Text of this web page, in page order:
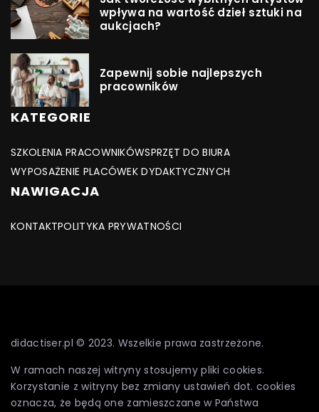
wpływa na wartość dzieł sztuki na
aukcjach?
Zapewnij sobie najlepszych
pracowników
KATEGORIE
SZKOLENIA PRACOWNIKÓWSPRZĘT DO BIURA
WYPOSAŻENIE PLACÓWEK DYDAKTYCZNYCH
NAWIGACJA
KONTAKTPOLITYKA PRYWATNOŚCI
didactiser.pl © 2023. Wszelkie prawa zastrzeżone.
W ramach naszej witryny stosujemy pliki cookies.
Korzystanie z witryny bez zmiany ustawień dot. cookies
oznacza, że będą one zamieszczane w Państwa